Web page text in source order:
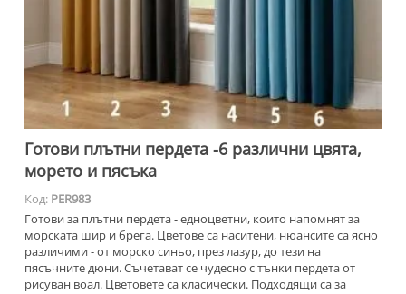
Готови плътни пердета -6 различни цвята,
морето и пясъка
Код: PER983
Готови за плътни пердета - едноцветни, които напомнят за
морската шир и брега. Цветове са наситени, нюансите са ясно
различими - от морско синьо, през лазур, до тези на
пясъчните дюни. Съчетават се чудесно с тънки пердета от
рисуван воал. Цветовете са класически. Подходящи са за